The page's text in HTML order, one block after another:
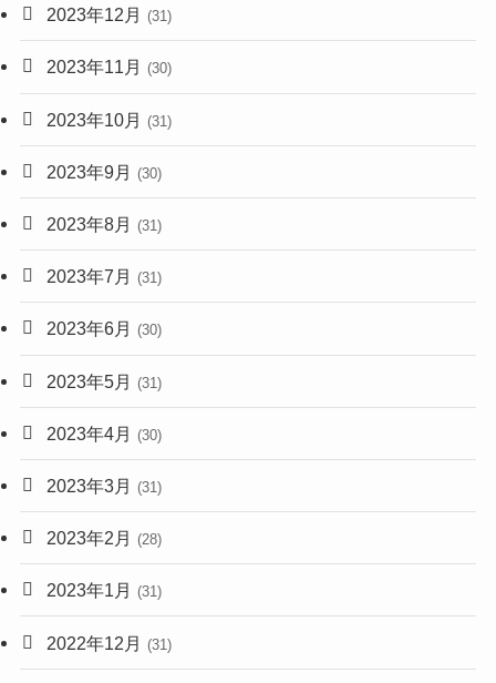
2023年12月 (31)
2023年11月 (30)
2023年10月 (31)
2023年9月 (30)
2023年8月 (31)
2023年7月 (31)
2023年6月 (30)
2023年5月 (31)
2023年4月 (30)
2023年3月 (31)
2023年2月 (28)
2023年1月 (31)
2022年12月 (31)